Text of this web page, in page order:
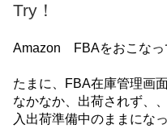
Try！
Amazon FBAをおこなっ
たまに、FBA在庫管理画面
なかなか、出荷されず、、
入出荷準備中のままにな